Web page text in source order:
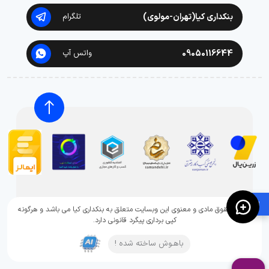
🛍️
بنکداری کیا(تهران-مولوی) تلگرام
09050116644 واتس آپ
تمامی حقوق مادی و معنوی این وبسایت متعلق به بنکداری کیا می باشد و هرگونه
کپی برداری پیگرد قانونی دارد.
باهـوش ساخته شده !